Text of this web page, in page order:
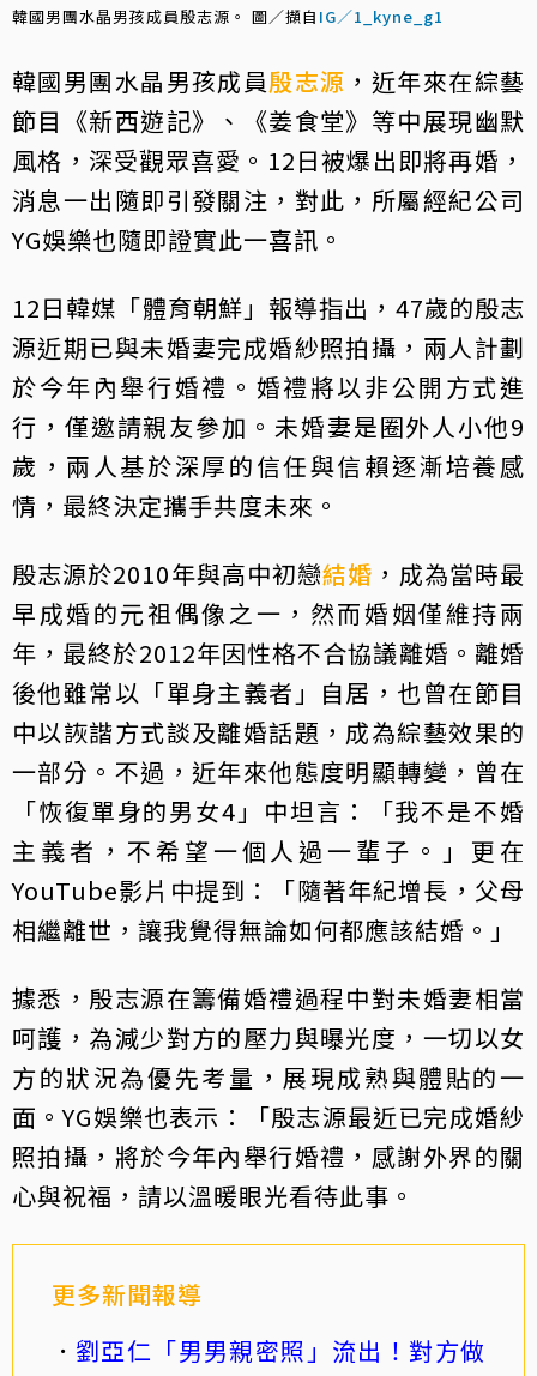
韓國男團水晶男孩成員殷志源。 圖／擷自 IG／1_kyne_g1
韓國男團水晶男孩成員殷志源 ，近年來在綜藝
節目《新西遊記》、《姜食堂》等中展現幽默
風格，深受觀眾喜愛。12日被爆出即將再婚，
消息一出隨即引發關注，對此，所屬經紀公司
YG娛樂也隨即證實此一喜訊。
12日韓媒「體育朝鮮」報導指出，47歲的殷志
源近期已與未婚妻完成婚紗照拍攝，兩人計劃
於今年內舉行婚禮。婚禮將以非公開方式進
行，僅邀請親友參加。未婚妻是圈外人小他9
歲，兩人基於深厚的信任與信賴逐漸培養感
情，最終決定攜手共度未來。
殷志源於2010年與高中初戀結婚 ，成為當時最
早成婚的元祖偶像之一，然而婚姻僅維持兩
年，最終於2012年因性格不合協議離婚。離婚
後他雖常以「單身主義者」自居，也曾在節目
中以詼諧方式談及離婚話題，成為綜藝效果的
一部分。不過，近年來他態度明顯轉變，曾在
「恢復單身的男女4」中坦言：「我不是不婚
主義者，不希望一個人過一輩子。」更在
YouTube影片中提到：「隨著年紀增長，父母
相繼離世，讓我覺得無論如何都應該結婚。」
據悉，殷志源在籌備婚禮過程中對未婚妻相當
呵護，為減少對方的壓力與曝光度，一切以女
方的狀況為優先考量，展現成熟與體貼的一
面。YG娛樂也表示：「殷志源最近已完成婚紗
照拍攝，將於今年內舉行婚禮，感謝外界的關
心與祝福，請以溫暖眼光看待此事。
更多新聞報導
劉亞仁「男男親密照」流出！對方做